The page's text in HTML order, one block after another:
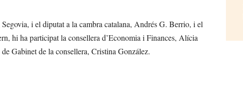
i el diputat a la cambra catalana, Andrés G. Berrio, i el
hi ha participat la consellera d’Economia i Finances, Alícia
Gabinet de la consellera, Cristina González.